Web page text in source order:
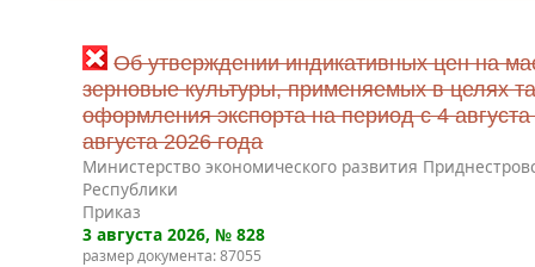
Об утверждении индикативных цен на
зерновые культуры, применяемых в целях
оформления экспорта на период с 4
августа 2026 года
Министерство экономического развития
Республики
Приказ
3 августа 2026, № 828
размер документа: 87055